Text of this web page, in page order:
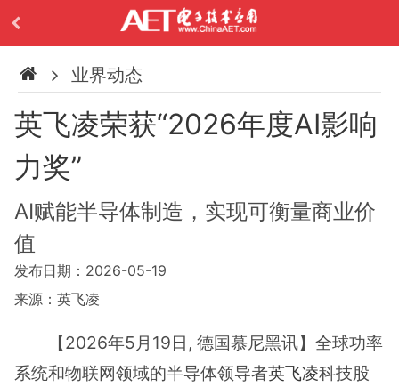
业界动态
英飞凌荣获“2026年度AI影响
力奖”
AI赋能半导体制造，实现可衡量商业价
值
发布日期：2026-05-19
来源：英飞凌
【2026年5月19日, 德国慕尼黑讯】全球功率
系统和物联网领域的半导体领导者英飞凌科技股